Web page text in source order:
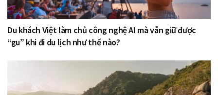
Du khách Việt làm chủ công nghệ AI mà vẫn giữ được
“gu” khi đi du lịch như thế nào?